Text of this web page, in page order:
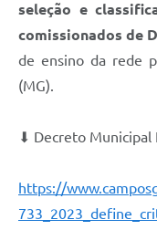
seleção e
comissionados de
de ensino da rede
(MG).
⬇ Decreto Municipal
https://